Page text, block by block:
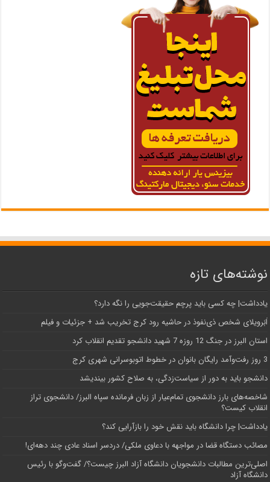
نوشته‌های تازه
یادداشت| ‌چه کسی باید پرچم حقیقت‌جویی را نگه دارد؟
اَبَر‌ویلای شخص ذی‌نفوذ در حاشیه‌ رود کرج تخریب شد + جزئیات و فیلم
استان البرز در جنگ 12 روزه 7 شهید دانشجو تقدیم انقلاب کرد
3 روز رفت‌وآمد رایگان بانوان در خطوط اتوبوسرانی شهری کرج
دانشجو باید به دور از سیاست‌زدگی، به صلاح کشور بیندیشد
شاخصه‌های بارز دانشجوی تمام‌عیار از زبان فرمانده سپاه البرز/ دانشجوی تراز
انقلاب کیست؟
یادداشت| چرا دانشگاه باید نقش خود را بازآرایی کند؟
مصائب دستگاه قضا در مواجهه با دعاوی ملکی/ دردسر اسناد عادی چند‌ دهه‌ای!
اصلی‌ترین مطالبات دانشجویان دانشگاه آزاد البرز چیست؟/ گفت‌وگو با رئیس
دانشگاه آز‌اد